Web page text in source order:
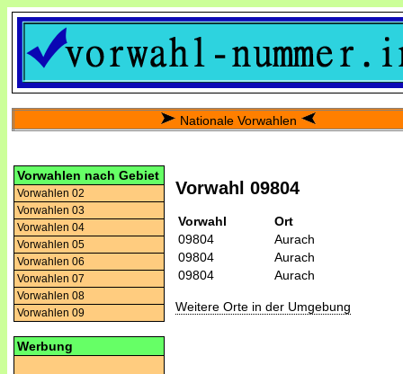
Nationale Vorwahlen
Vorwahlen nach Gebiet
Vorwahlen 02
Vorwahlen 03
Vorwahlen 04
Vorwahlen 05
Vorwahlen 06
Vorwahlen 07
Vorwahlen 08
Vorwahlen 09
Werbung
Vorwahl 09804
Vorwahl
Ort
09804
Aurach
09804
Aurach
09804
Aurach
Weitere Orte in der Umgebung